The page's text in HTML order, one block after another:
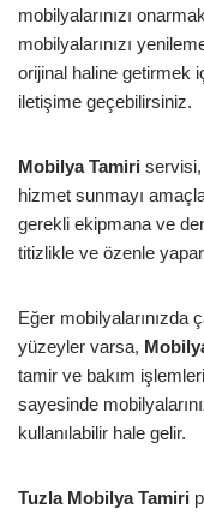
mobilyalarınızı
mobilyalarınızı
orijinal haline getirmek
iletişime geçebilirsiniz.
Mobilya Tamiri
hizmet sunmayı
gerekli ekipmana ve
titizlikle ve özenle
Eğer mobilyalarınızda
yüzeyler varsa,
tamir ve bakım
sayesinde
kullanılabilir hale gelir.
Tuzla Mobilya Tamiri